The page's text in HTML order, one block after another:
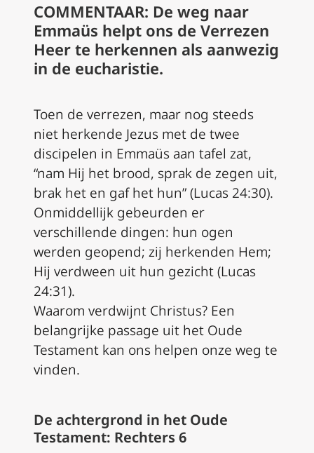
COMMENTAAR: De weg naar
Emmaüs helpt ons de Verrezen
Heer te herkennen als aanwezig
in de eucharistie.
Toen de verrezen, maar nog steeds
niet herkende Jezus met de twee
discipelen in Emmaüs aan tafel zat,
“nam Hij het brood, sprak de zegen uit,
brak het en gaf het hun” (Lucas 24:30).
Onmiddellijk gebeurden er
verschillende dingen: hun ogen
werden geopend; zij herkenden Hem;
Hij verdween uit hun gezicht (Lucas
24:31).
Waarom verdwijnt Christus? Een
belangrijke passage uit het Oude
Testament kan ons helpen onze weg te
vinden.
De achtergrond in het Oude
Testament: Rechters 6